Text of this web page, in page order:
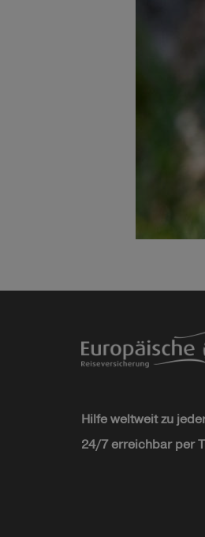
Hilfe weltweit zu
24/7 erreichbar per